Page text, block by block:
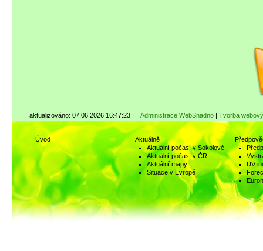
Administrace WebSnadno| Tvorba
aktualizováno: 07.06.2026 16:47:23
Úvod
Aktuálně
Aktuální počasí v Sokolově
Aktuální počasí v ČR
Aktuální mapy
Situace v Evropě
UV